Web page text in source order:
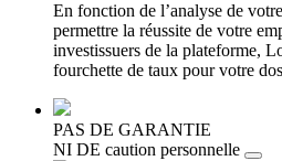
En fonction de l’analyse de
permettre la réussite de votre
investissuers de la plateforme,
fourchette de taux pour votre
PAS DE GARANTIE
NI DE caution personnelle